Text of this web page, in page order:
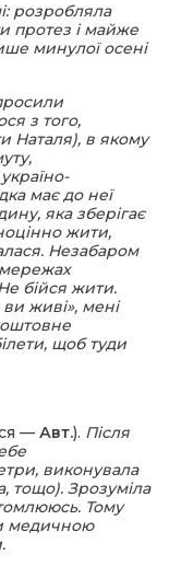
розробляла
протез і майже
минулої осені
з того,
Наталя), в якому
має до неї
яка зберігає
жити,
Незабаром
бійся жити.
живі», мені
щоб туди
— Авт.). Після
виконувала
тощо). Зрозуміла
Тому
медичною